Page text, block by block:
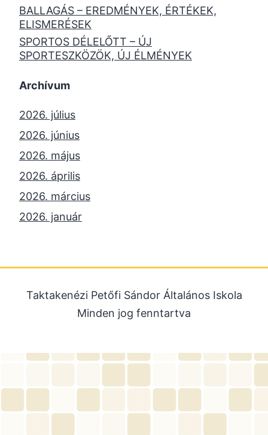
BALLAGÁS – EREDMÉNYEK, ÉRTÉKEK,
ELISMERÉSEK
SPORTOS DÉLELŐTT – ÚJ
SPORTESZKÖZÖK, ÚJ ÉLMÉNYEK
Archívum
2026. július
2026. június
2026. május
2026. április
2026. március
2026. január
2025. július
2025. június
2025. április
Taktakenézi Petőfi Sándor Általános Iskola
Minden jog fenntartva